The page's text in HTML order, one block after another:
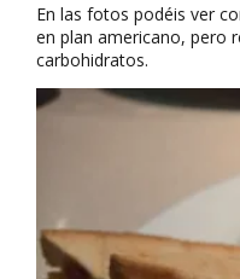
En las fotos podéis ver
en plan americano, pero
carbohidratos.